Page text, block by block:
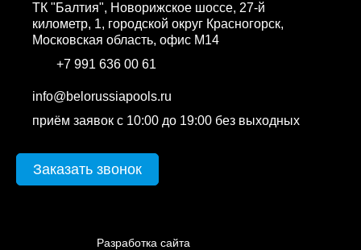
ТК "Балтия", Новорижское шоссе, 27-й
километр, 1, городской округ Красногорск,
Московская область, офис М14
+7 991 636 00 61
info@belorussiapools.ru
приём заявок с 10:00 до 19:00 без выходных
Заказать звонок
Разработка сайта